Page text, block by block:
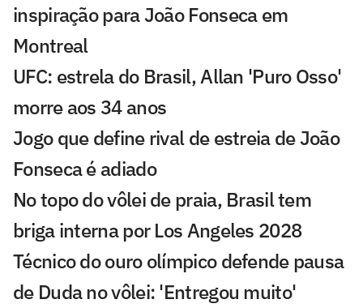
inspiração para João Fonseca em
Montreal
UFC: estrela do Brasil, Allan 'Puro Osso'
morre aos 34 anos
Jogo que define rival de estreia de João
Fonseca é adiado
No topo do vôlei de praia, Brasil tem
briga interna por Los Angeles 2028
Técnico do ouro olímpico defende pausa
de Duda no vôlei: 'Entregou muito'